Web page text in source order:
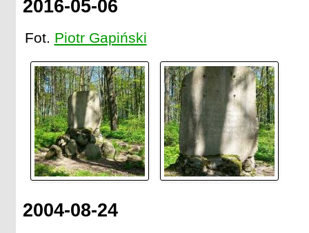
2016-05-06
Fot. Piotr Gapiński
2004-08-24